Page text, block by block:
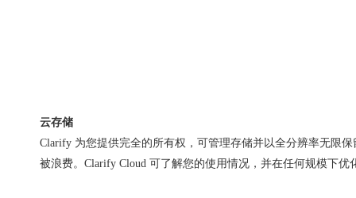
云存储
Clarify 为您提供完全的所有权，可管理存储并以全分辨率无限
被浪费。Clarify Cloud 可了解您的使用情况，并在任何规模下优